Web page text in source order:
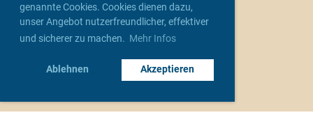
genannte Cookies. Cookies dienen dazu,
unser Angebot nutzerfreundlicher, effektiver
und sicherer zu machen. Mehr Infos
Ablehnen Akzeptieren